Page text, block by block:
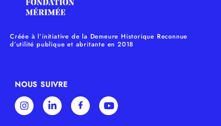
Créée à l’initiative de la Demeure Historique Reconnue
d’utilité publique et abritante en 2018
NOUS SUIVRE